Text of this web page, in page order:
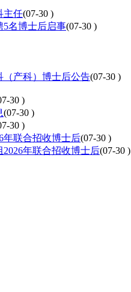
主任(07-30 )
5名博士后启事(07-30 )
（产科）博士后公告(07-30 )
30 )
(07-30 )
30 )
年联合招收博士后(07-30 )
年联合招收博士后(07-30 )